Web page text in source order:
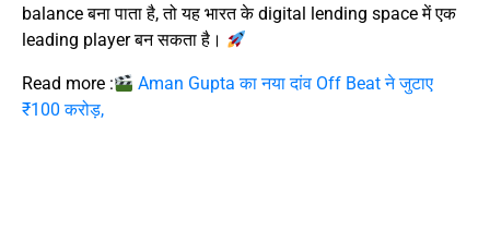
balance बना पाता है, तो यह भारत के digital lending space में एक
leading player बन सकता है।
Read more :
Aman Gupta का नया दांव Off Beat ने जुटाए
₹100 करोड़,